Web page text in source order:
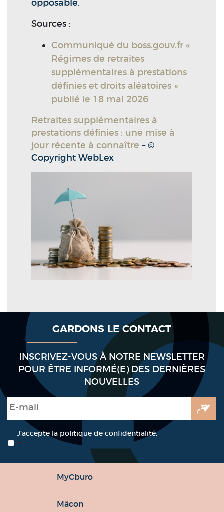
opposable.
Sources :
Communiqué du boss.gouv.fr «
Régimes de retraites
supplémentaires à prestations
définies et droits aléatoires »
publié le 18 mai 2026
Retraites supplémentaires à
prestations définies : une mise à
jour récente à connaître – ©
Copyright WebLex
GARDONS LE CONTACT
INSCRIVEZ-VOUS À NOTRE NEWSLETTER
POUR ÊTRE INFORMÉ(E) DES DERNIÈRES
NOUVELLES
E-mail
RGPD *
J’accepte la politique de confidentialité.
*
MyCburo
Mâcon